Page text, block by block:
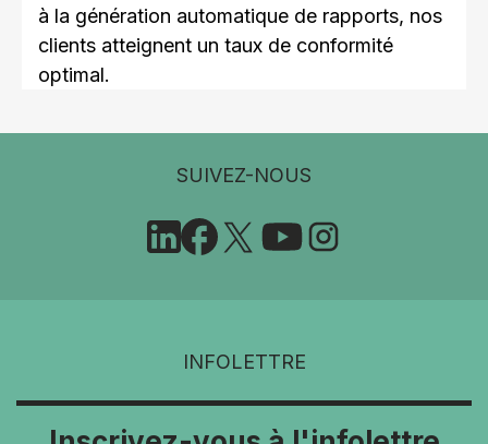
à la génération automatique de rapports, nos
clients atteignent un taux de conformité
optimal.
SUIVEZ-NOUS
INFOLETTRE